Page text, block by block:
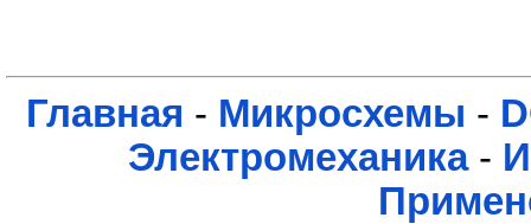
Главная - Микросхемы -
Электромеханика-